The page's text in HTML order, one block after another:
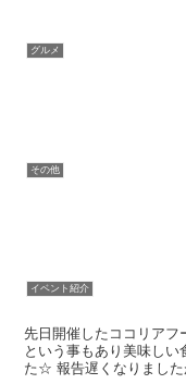
グルメ
その他
イベント紹介
先日開催したココリアフ
という事もあり美味し
た☆ 報告遅くなりました